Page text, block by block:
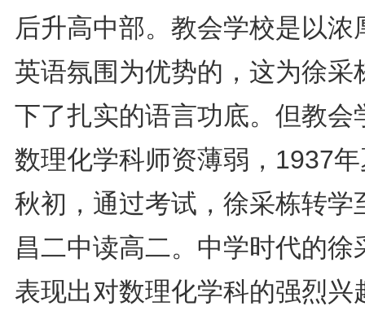
后升高中部。教会学校是以浓
英语氛围为优势的，这为徐采
下了扎实的语言功底。但教会
数理化学科师资薄弱，1937
秋初，通过考试，徐采栋转学
昌二中读高二。中学时代的徐
表现出对数理化学科的强烈兴